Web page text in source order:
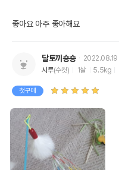
좋아요 아주 좋아해요
달토끼숑숑
2022.08.19
시루(수컷) 1살 5.5kg
첫구매